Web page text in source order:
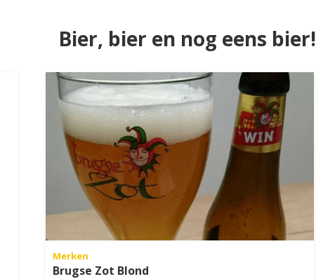
Bier, bier en nog eens bier!
Merken
Brugse Zot Blond